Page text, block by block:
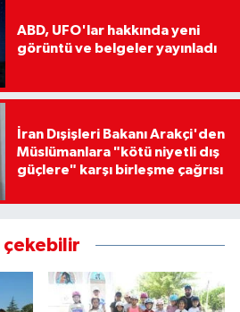
ABD, UFO'lar hakkında yeni
görüntü ve belgeler yayınladı
İran Dışişleri Bakanı Arakçi'den
Müslümanlara "kötü niyetli dış
güçlere" karşı birleşme çağrısı
çekebilir